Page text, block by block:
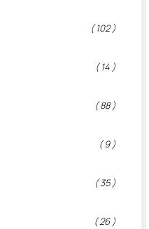
( 102 )
( 14 )
( 88 )
( 9 )
( 35 )
( 26 )